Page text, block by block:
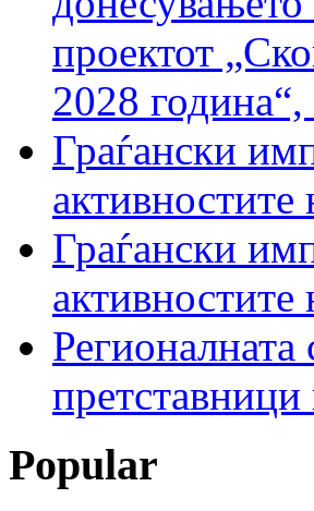
проектот
2028 година“,
Граѓански
активностите
Граѓански
активностите
Popular